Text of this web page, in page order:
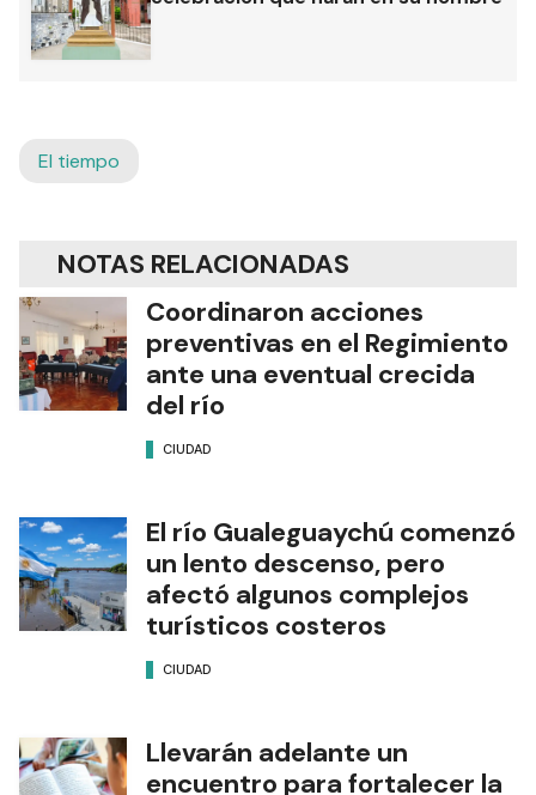
El tiempo
NOTAS RELACIONADAS
Coordinaron acciones
preventivas en el Regimiento
ante una eventual crecida
del río
CIUDAD
El río Gualeguaychú comenzó
un lento descenso, pero
afectó algunos complejos
turísticos costeros
CIUDAD
Llevarán adelante un
encuentro para fortalecer la